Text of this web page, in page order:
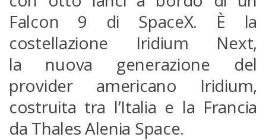
Falcon 9 di SpaceX. È la
costellazione Iridium Next,
la nuova generazione del
provider americano Iridium,
costruita tra l’Italia e la Francia
da Thales Alenia Space.